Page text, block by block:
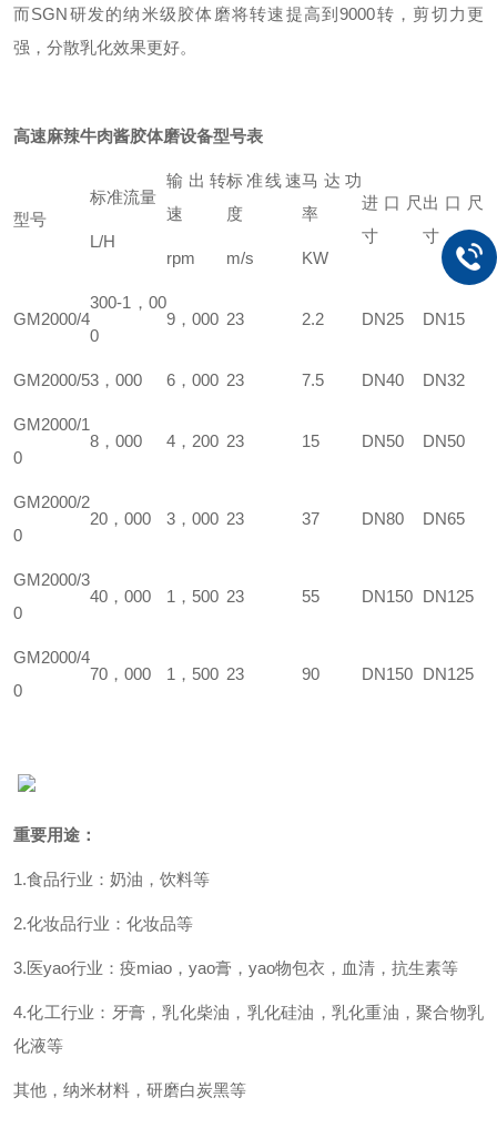
而SGN研发的纳米级胶体磨将转速提高到9000转，剪切力更
强，分散乳化效果更好。
高速麻辣牛肉酱胶体磨设备型号表
型号
标准流量
L/H
输出转
速
rpm
标准线速
度
m/s
马达功
率
KW
进口尺
寸
出口尺
寸
GM2000/4
300-1 ，00
0
9 ，000 23 2.2 DN25 DN15
GM2000/53 ，000 6 ，000 23 7.5 DN40 DN32
GM2000/1
0
8 ，000 4 ，200 23 15 DN50 DN50
GM2000/2
0
20 ，000 3 ，000 23 37 DN80 DN65
GM2000/3
0
40 ，000 1 ，500 23 55 DN150 DN125
GM2000/4
0
70 ，000 1 ，500 23 90 DN150 DN125
重要用途：
1.食品行业：奶油，饮料等
2.化妆品行业：化妆品等
3.医yao行业：疫miao ， yao膏， yao物包衣，血清，抗生素等
4.化工行业：牙膏，乳化柴油，乳化硅油，乳化重油，聚合物乳
化液等
其他，纳米材料，研磨白炭黑等